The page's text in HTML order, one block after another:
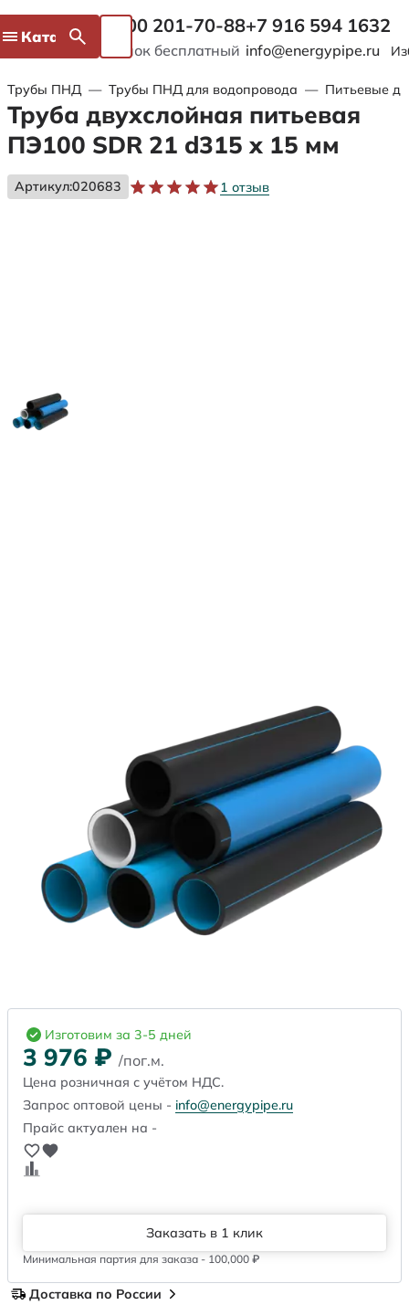
Каталог 8 800 201-70-88
Звонок бесплатный
+7 916 594 1632
info@energypipe.ru
Трубы ПНД — Трубы ПНД для водопровода — Питьевые
Труба двухслойная питьевая
ПЭ100 SDR 21 d315 х 15 мм
Артикул:020683 1 отзыв
Изготовим за 3-5 дней
3 976 ₽ /пог.м.
Цена розничная с учётом НДС.
Запрос оптовой цены - info@energypipe.ru
Прайс актуален на -
Заказать в 1 клик
Минимальная партия для заказа - 100,000 ₽
Доставка по России